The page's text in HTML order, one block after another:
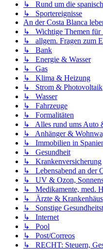
↳ Rund um die
↳ Sportereignisse
An der Costa Blanca
↳ Wichtige Themen für
↳ allgem. Fragen zum
↳ Bank
↳ Energie & Wasser
↳ Gas
↳ Klima & Heizung
↳ Strom & Photovoltaik
↳ Wasser
↳ Fahrzeuge
↳ Formalitäten
↳ Alles rund ums Auto
↳ Anhänger &
↳ Immobilien in
↳ Gesundheit
↳ Krankenversicherung
↳ Lebensabend an der
↳ UV & Ozon,
↳ Medikamente, med.
↳ Ärzte &
↳ Sonstige
↳ Internet
↳ Pool
↳ Post/Correos
↳ RECHT: Steuern,